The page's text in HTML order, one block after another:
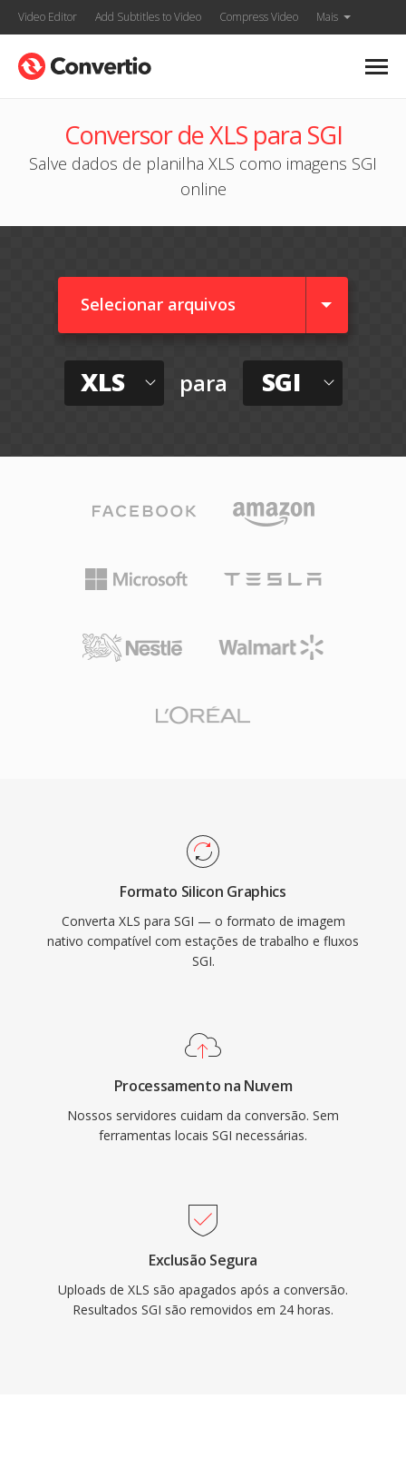
Video Editor Add Subtitles to Video Compress Video Mais
Conversor de XLS para SGI
Salve dados de planilha XLS como imagens SGI
online
Selecionar arquivos
XLS para SGI
Formato Silicon Graphics
Converta XLS para SGI — o formato de imagem
nativo compatível com estações de trabalho e fluxos
SGI.
Processamento na Nuvem
Nossos servidores cuidam da conversão. Sem
ferramentas locais SGI necessárias.
Exclusão Segura
Uploads de XLS são apagados após a conversão.
Resultados SGI são removidos em 24 horas.